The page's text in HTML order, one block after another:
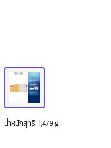
น้ำหนักสุทธิ: 1,479 g